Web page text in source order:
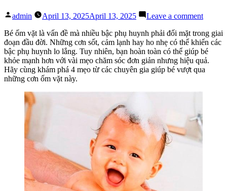
Posted
admin April 13, 2025April 13, 2025 Leave a commenton
Ốm
Vặt?
4
Mẹo
Giúp
Bé ốm vặt là vấn đề mà nhiều bậc phụ huynh phải đối mặt trong giai
đoạn đầu đời. Những cơn sốt, cảm lạnh hay ho nhẹ có thể khiến các
bậc phụ huynh lo lắng. Tuy nhiên, bạn hoàn toàn có thể giúp bé
khỏe mạnh hơn với vài mẹo chăm sóc đơn giản nhưng hiệu quả.
Hãy cùng khám phá 4 mẹo từ các chuyên gia giúp bé vượt qua
những cơn ốm vặt này.